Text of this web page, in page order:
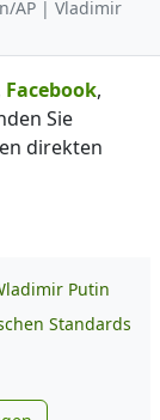
AP | Vladimir
Facebook,
Sie
direkten
Putin
Standards